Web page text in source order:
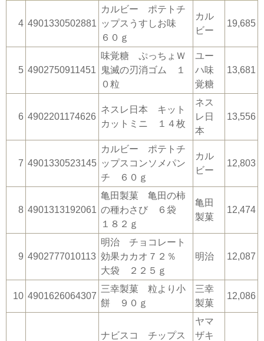
4 4901330502881
カルビー ポテトチ
ップスうすしお味
６０ｇ
カル
ビー
19,685
5 4902750911451
味覚糖 ぷっちょＷ
鬼滅の刃消ゴム １
０粒
ユー
ハ味
覚糖
13,681
6 4902201174626
ネスレ日本 キット
カットミニ １４枚
ネス
レ日
本
13,556
7 4901330523145
カルビー ポテトチ
ップスコンソメパン
チ ６０ｇ
カル
ビー
12,803
8 4901313192061
亀田製菓 亀田の柿
の種わさび ６袋
１８２ｇ
亀田
製菓
12,474
9 4902777010113
明治 チョコレート
効果カカオ７２％
大袋 ２２５ｇ
明治 12,087
10 4901626064307
三幸製菓 粒より小
餅 ９０ｇ
三幸
製菓
12,086
ナビスコ チップス
ヤマ
ザキ